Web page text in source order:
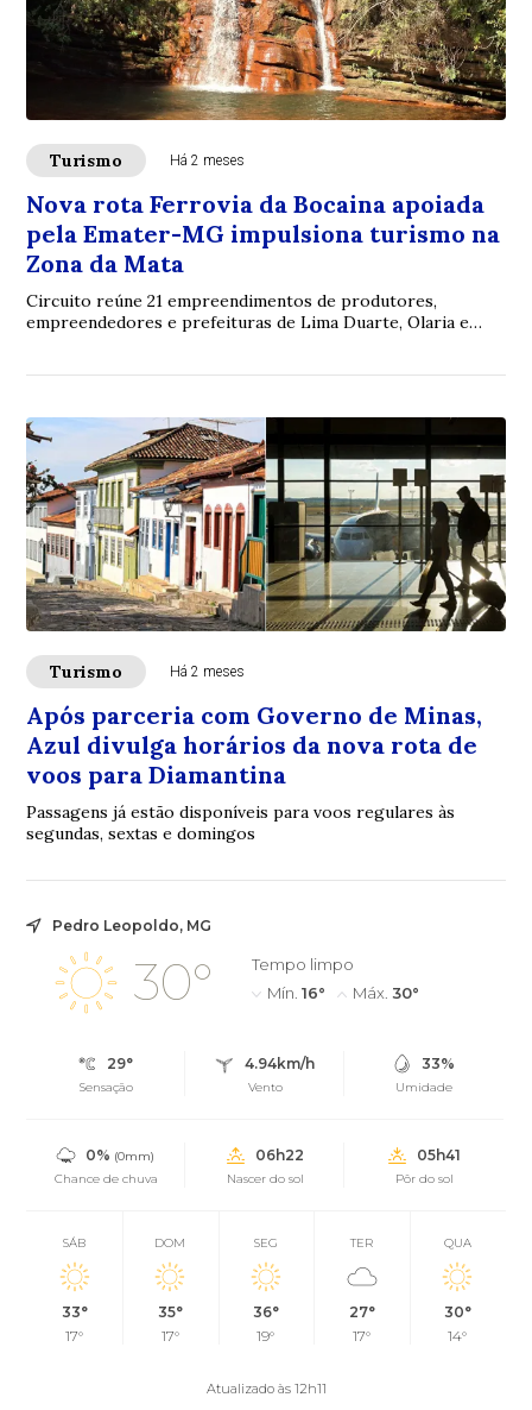
Turismo Há 2 meses
Nova rota Ferrovia da Bocaina apoiada
pela Emater-MG impulsiona turismo na
Zona da Mata
Circuito reúne 21 empreendimentos de produtores,
empreendedores e prefeituras de Lima Duarte, Olaria e
Turismo Há 2 meses
Após parceria com Governo de Minas,
Azul divulga horários da nova rota de
voos para Diamantina
Passagens já estão disponíveis para voos regulares às
segundas, sextas e domingos
Pedro Leopoldo, MG
30°
Tempo limpo
Mín. 16° Máx. 30°
29°
Sensação
4.94km/h
Vento
33%
Umidade
0% (0mm)
Chance de chuva
06h22
Nascer do sol
05h41
Pôr do sol
SÁB
33°
17°
DOM
35°
17°
SEG
36°
19°
TER
27°
17°
QUA
30°
14°
Atualizado às 12h11